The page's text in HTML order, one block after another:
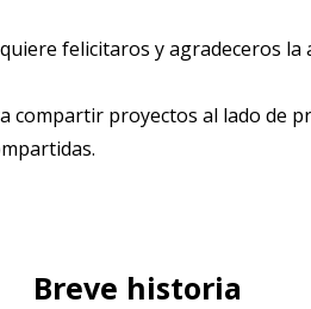
felicitaros y agradeceros
compartir proyectos al lado de
Breve historia